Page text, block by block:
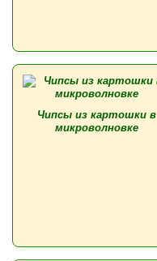
Чипсы из картошки в
микроволновке